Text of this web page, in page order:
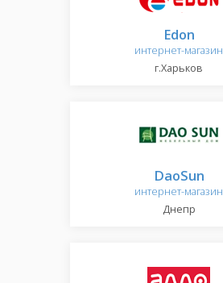
Edon
интернет-магазин
г.Харьков
DaoSun
интернет-магазин
Днепр